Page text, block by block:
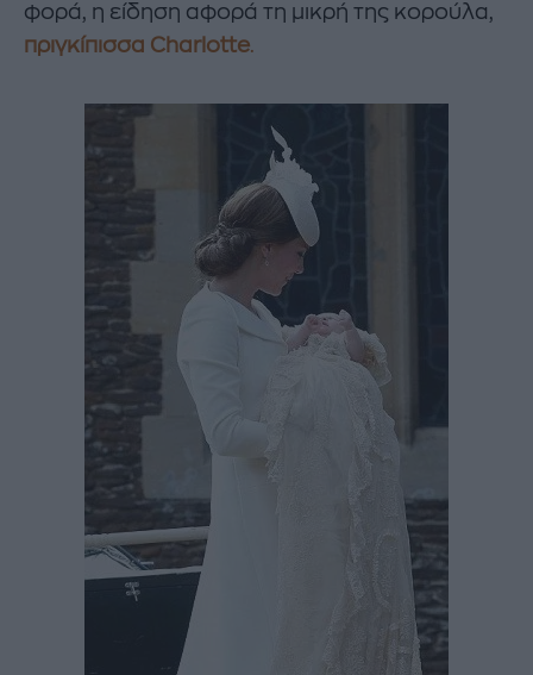
φορά, η είδηση αφορά τη μικρή της κορούλα,
πριγκίπισσα Charlotte.